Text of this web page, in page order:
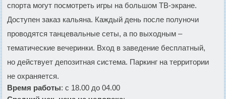
спорта могут посмотреть игры на большом ТВ-экране.
Доступен заказ кальяна. Каждый день после полуночи
проводятся танцевальные сеты, а по выходным –
тематические вечеринки. Вход в заведение бесплатный,
но действует депозитная система. Паркинг на территории
не охраняется.
Время работы: с 18.00 до 04.00